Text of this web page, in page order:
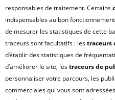
PLAN
QUI
MODULE DE
HONORAIRES
responsables de traitement. Certains
indispensables au bon
de mesurer les statistiques de cette
traceurs sont facultatifs : lestraceurs
d’établir des statistiques de
d’améliorer le site, lestraceurs de
personnaliser votre parcours, les
commerciales qui vous sont